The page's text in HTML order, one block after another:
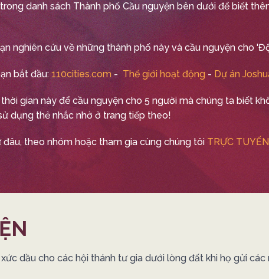
danh sách Thành phố Cầu nguyện bên dưới để biết
nghiên cứu về những thành phố này và cầu nguyện cho
bắt đầu:110cities.com- Thế giới hoạt động - Dự án
gian này để cầu nguyện cho 5 người mà chúng ta biết
dụng thẻ nhắc nhở ở trang tiếp theo!
theo nhóm hoặc tham gia cùng chúng tôi TRỰC
dầu cho các hội thánh tư gia dưới lòng đất khi họ gửi